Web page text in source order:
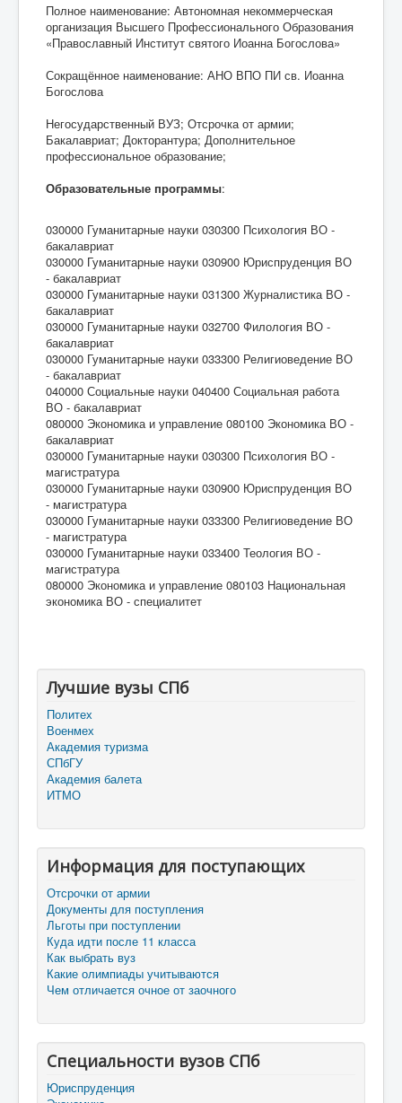
Полное наименование: Автономная некоммерческая
организация Высшего Профессионального Образования
«Православный Институт святого Иоанна Богослова»
Сокращённое наименование: АНО ВПО ПИ св. Иоанна
Богослова
Негосударственный ВУЗ; Отсрочка от армии;
Бакалавриат; Докторантура; Дополнительное
профессиональное образование;
Образовательные программы:
030000 Гуманитарные науки 030300 Психология ВО -
бакалавриат
030000 Гуманитарные науки 030900 Юриспруденция ВО
- бакалавриат
030000 Гуманитарные науки 031300 Журналистика ВО -
бакалавриат
030000 Гуманитарные науки 032700 Филология ВО -
бакалавриат
030000 Гуманитарные науки 033300 Религиоведение ВО
- бакалавриат
040000 Социальные науки 040400 Социальная работа
ВО - бакалавриат
080000 Экономика и управление 080100 Экономика ВО -
бакалавриат
030000 Гуманитарные науки 030300 Психология ВО -
магистратура
030000 Гуманитарные науки 030900 Юриспруденция ВО
- магистратура
030000 Гуманитарные науки 033300 Религиоведение ВО
- магистратура
030000 Гуманитарные науки 033400 Теология ВО -
магистратура
080000 Экономика и управление 080103 Национальная
экономика ВО - специалитет
Лучшие вузы СПб
Политех
Военмех
Академия туризма
СПбГУ
Академия балета
ИТМО
Информация для поступающих
Отсрочки от армии
Документы для поступления
Льготы при поступлении
Куда идти после 11 класса
Как выбрать вуз
Какие олимпиады учитываются
Чем отличается очное от заочного
Специальности вузов СПб
Юриспруденция